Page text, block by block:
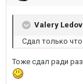
Valery
Сдал только что
Тоже сдал ради